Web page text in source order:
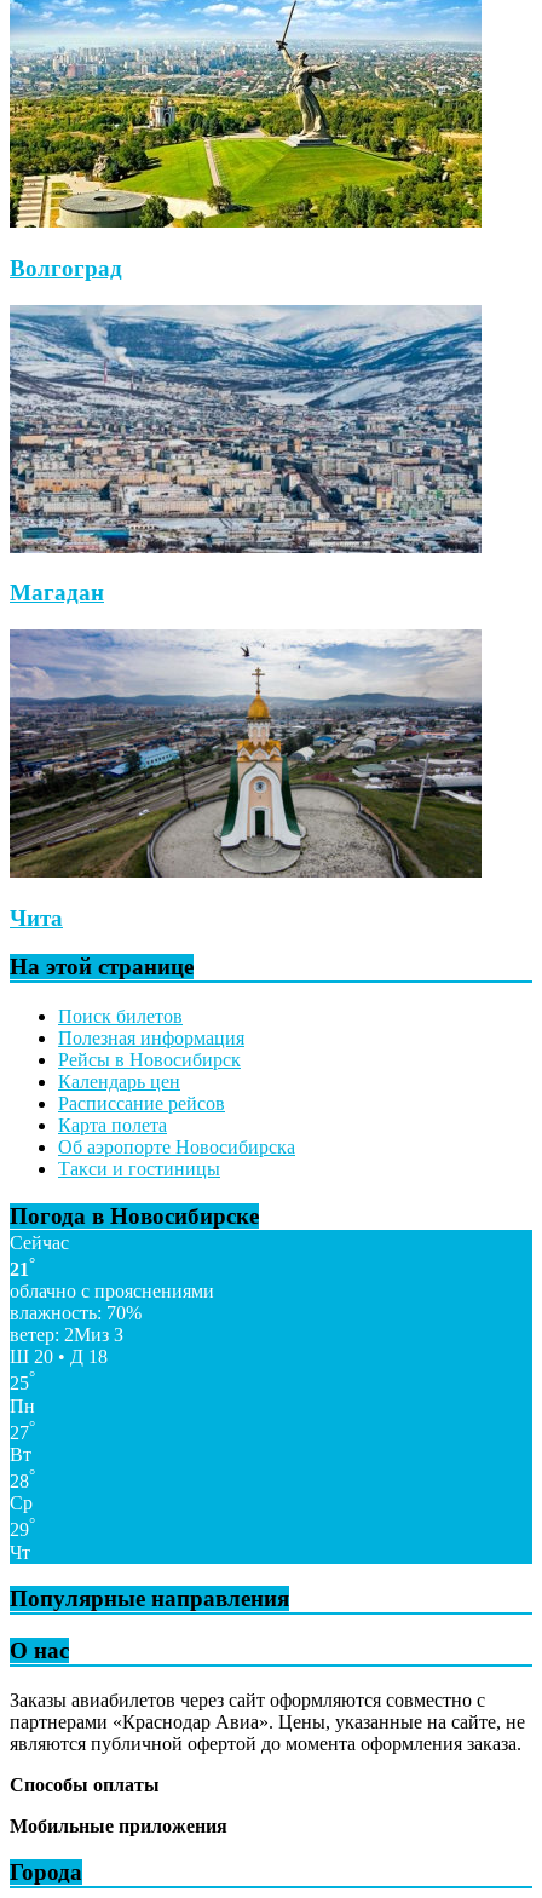
Волгоград
Магадан
Чита
На этой странице
Поиск билетов
Полезная информация
Рейсы в Новосибирск
Календарь цен
Расписсание рейсов
Карта полета
Об аэропорте Новосибирска
Такси и гостиницы
Погода в Новосибирске
Сейчас
21°
облачно с прояснениями
влажность: 70%
ветер: 2Миз З
Ш 20 • Д 18
25°
Пн
27°
Вт
28°
Ср
29°
Чт
Популярные направления
О нас
Заказы авиабилетов через сайт оформляются совместно с
партнерами «Краснодар Авиа». Цены, указанные на сайте, не
являются публичной офертой до момента оформления заказа.
Способы оплаты
Мобильные приложения
Города